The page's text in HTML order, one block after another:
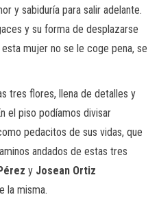
y sabiduría para salir adelante.
y su forma de desplazarse
mujer no se le coge pena, se
tres flores, llena de detalles y
el piso podíamos divisar
pedacitos de sus vidas, que
andados de estas tres
y Josean Ortiz
la misma.